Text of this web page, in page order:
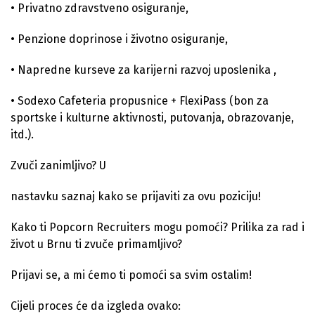
• Privatno zdravstveno osiguranje,
• Penzione doprinose i životno osiguranje,
• Napredne kurseve za karijerni razvoj uposlenika ,
• Sodexo Cafeteria propusnice + FlexiPass (bon za
sportske i kulturne aktivnosti, putovanja, obrazovanje,
itd.).
Zvuči zanimljivo? U
nastavku saznaj kako se prijaviti za ovu poziciju!
Kako ti Popcorn Recruiters mogu pomoći? Prilika za rad i
život u Brnu ti zvuče primamljivo?
Prijavi se, a mi ćemo ti pomoći sa svim ostalim!
Cijeli proces će da izgleda ovako: